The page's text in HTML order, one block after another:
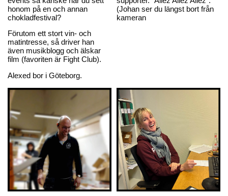
honom på en och annan
chokladfestival?
Förutom ett stort vin- och
matintresse, så driver han
även musikblogg och älskar
film (favoriten är Fight Club).
Alexed bor i Göteborg.
(Johan ser du längst bort från
kameran